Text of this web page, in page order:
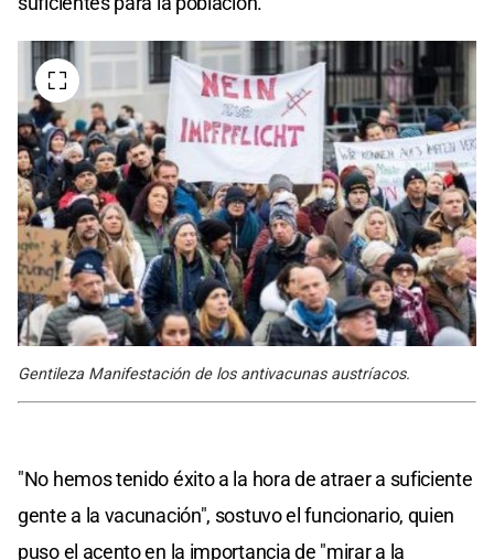
Gentileza Manifestación de los antivacunas austríacos.
"No hemos tenido éxito a la hora de atraer a suficiente
gente a la vacunación", sostuvo el funcionario, quien
puso el acento en la importancia de "mirar a la